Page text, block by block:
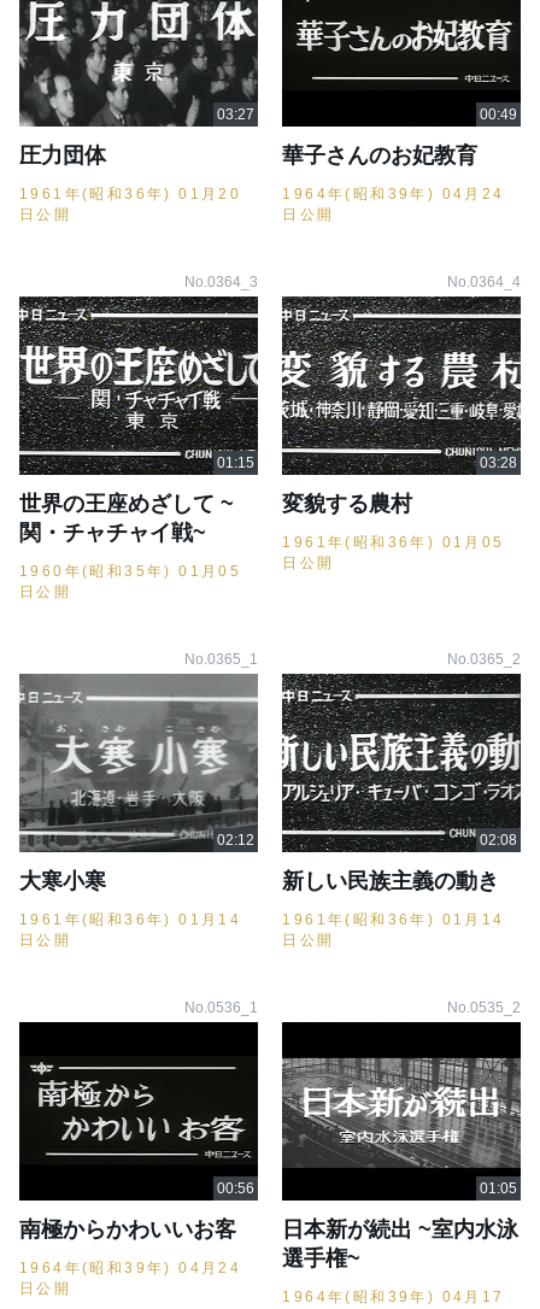
圧力団体
1961年(昭和36年) 01月20
日公開
華子さんのお妃教育
1964年(昭和39年) 04月24
日公開
No.0364_3
世界の王座めざして ~
関・チャチャイ戦~
1960年(昭和35年) 01月05
日公開
No.0364_4
変貌する農村
1961年(昭和36年) 01月05
日公開
No.0365_1
大寒小寒
1961年(昭和36年) 01月14
日公開
No.0365_2
新しい民族主義の動き
1961年(昭和36年) 01月14
日公開
No.0536_1
南極からかわいいお客
1964年(昭和39年) 04月24
日公開
No.0535_2
日本新が続出 ~室内水泳
選手権~
1964年(昭和39年) 04月17